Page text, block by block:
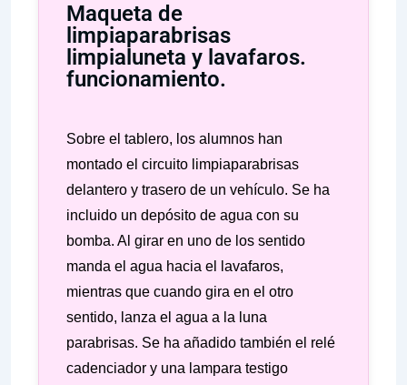
Maqueta de
limpiaparabrisas
limpialuneta y lavafaros.
funcionamiento.
Sobre el tablero, los alumnos han
montado el circuito limpiaparabrisas
delantero y trasero de un vehículo. Se ha
incluido un depósito de agua con su
bomba. Al girar en uno de los sentido
manda el agua hacia el lavafaros,
mientras que cuando gira en el otro
sentido, lanza el agua a la luna
parabrisas. Se ha añadido también el relé
cadenciador y una lampara testigo